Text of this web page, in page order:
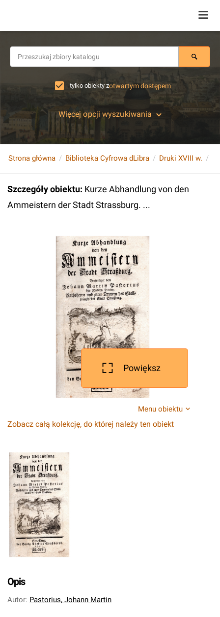
tylko obiekty zotwartym dostępem
Więcej opcji wyszukiwania
Strona główna Biblioteka Cyfrowa dLibra Druki XVIII w.
Szczegóły obiektu: Kurze Abhandlung von den
Ammeistern der Stadt Strassburg. ...
Powiększ
Menu obiektu
Zobacz całą kolekcję, do której należy ten obiekt
Opis
Autor: Pastorius, Johann Martin